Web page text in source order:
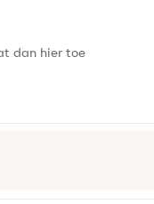
dan hier toe